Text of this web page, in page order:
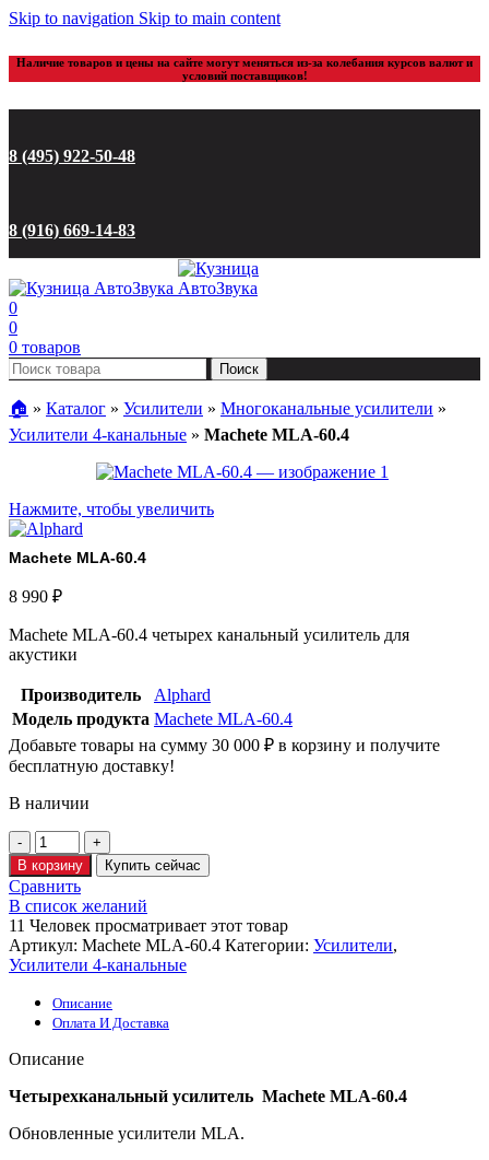
Skip to navigation Skip to main content
Наличие товаров и цены на сайте могут меняться из-за колебания курсов валют и
условий поставщиков!
8 (495) 922-50-48
8 (916) 669-14-83
0
0
0 товаров
Поиск
🏠︎ » Каталог » Усилители » Многоканальные усилители »
Усилители 4-канальные » Machete MLA-60.4
Нажмите, чтобы увеличить
Machete MLA-60.4
8 990 ₽
Machete MLA-60.4 четырех канальный усилитель для
акустики
Производитель
Alphard
Модель продукта Machete MLA-60.4
Добавьте товары на сумму 30 000 ₽ в корзину и получите
бесплатную доставку!
В наличии
В корзину Купить сейчас
Сравнить
В список желаний
11 Человек просматривает этот товар
Артикул: Machete MLA-60.4 Категории: Усилители,
Усилители 4-канальные
Описание
Оплата И Доставка
Описание
Четырехканальный усилитель Machete MLA-60.4
Обновленные усилители MLA.